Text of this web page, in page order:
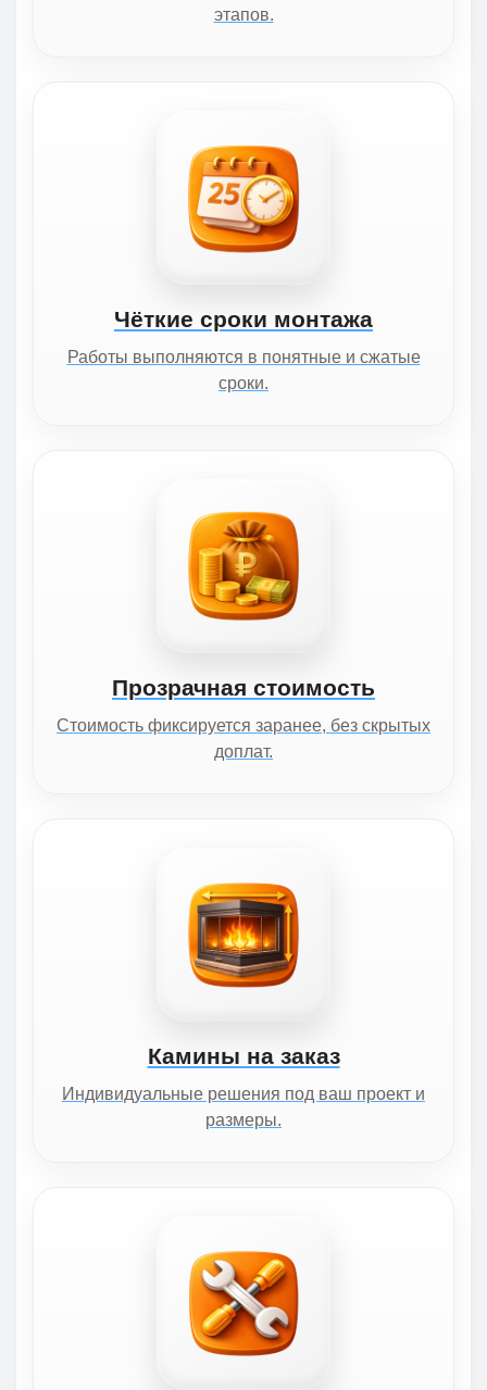
этапов.
Чёткие сроки монтажа
Работы выполняются в понятные и сжатые
сроки.
Прозрачная стоимость
Стоимость фиксируется заранее, без скрытых
доплат.
Камины на заказ
Индивидуальные решения под ваш проект и
размеры.